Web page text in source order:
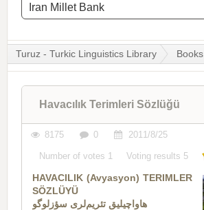
Iran Millet Bank
Turuz - Turkic Linguistics Library Books
Havacılık Terimleri Sözlüğü
8175 0 2011/8/25
Number of votes 1 Voting results 5
HAVACILIK (Avyasyon) TERIMLER
SÖZLÜYÜ
هاواچیلیق تئریم‌لری سؤزلوگو